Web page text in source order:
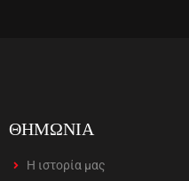
ΘΗΜΩΝΙΑ
Η ιστορία μας